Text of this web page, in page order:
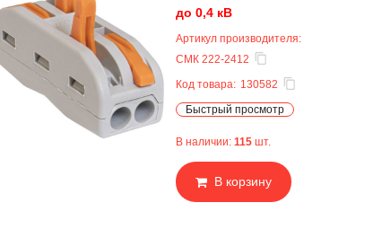
до 0,4 кВ
Артикул производителя:
СМК 222-2412
Код товара: 130582
Быстрый просмотр
В наличии: 115 шт.
В корзину